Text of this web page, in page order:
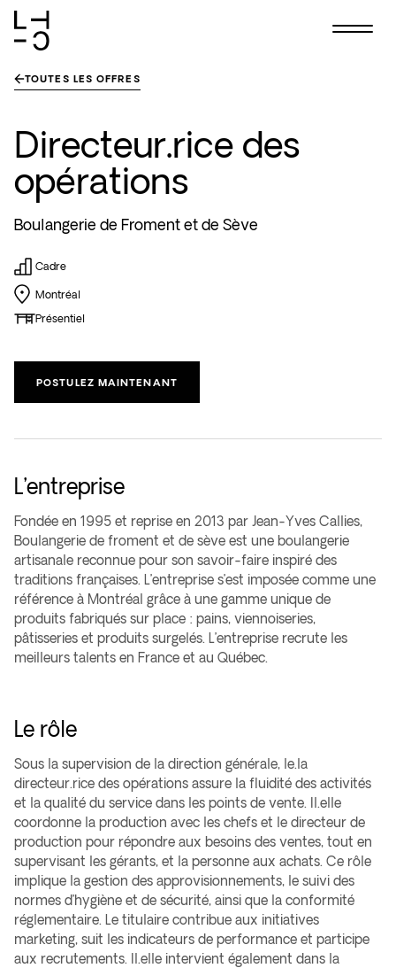
SkipTOUTES LES OFFRES
Directeur.rice des
opérations
Boulangerie de Froment et de Sève
Cadre
Montréal
Présentiel
POSTULEZ MAINTENANT
L’entreprise
Fondée en 1995 et reprise en 2013 par Jean-Yves Callies,
Boulangerie de froment et de sève est une boulangerie
artisanale reconnue pour son savoir-faire inspiré des
traditions françaises. L’entreprise s’est imposée comme une
référence à Montréal grâce à une gamme unique de
produits fabriqués sur place : pains, viennoiseries,
pâtisseries et produits surgelés. L’entreprise recrute les
meilleurs talents en France et au Québec.
Le rôle
Sous la supervision de la direction générale, le.la
directeur.rice des opérations assure la fluidité des activités
et la qualité du service dans les points de vente. Il.elle
coordonne la production avec les chefs et le directeur de
production pour répondre aux besoins des ventes, tout en
supervisant les gérants, et la personne aux achats. Ce rôle
implique la gestion des approvisionnements, le suivi des
normes d’hygiène et de sécurité, ainsi que la conformité
réglementaire. Le titulaire contribue aux initiatives
marketing, suit les indicateurs de performance et participe
aux recrutements. Il.elle intervient également dans la